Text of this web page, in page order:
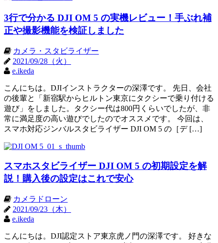
3行で分かる DJI OM 5 の実機レビュー！手ぶれ補
正や撮影機能を検証しました
カメラ・スタビライザー
2021/09/28（火）
e.ikeda
こんにちは。DJIインストラクターの深澤です。 先日、会社
の後輩と「新宿駅からヒルトン東京にタクシーで乗り付ける
遊び」をしました。タクシー代は800円くらいでしたが、非
常に満足度の高い遊びでしたのでオススメです。 今回は、
スマホ対応ジンバルスタビライザー DJI OM 5 の［デ […]
スマホスタビライザー DJI OM 5 の初期設定を解
説！購入後の設定はこれで安心
カメラドローン
2021/09/23（木）
e.ikeda
こんにちは。DJI認定ストア東京虎ノ門の深澤です。 好きな